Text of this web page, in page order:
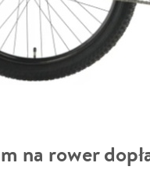
na rower